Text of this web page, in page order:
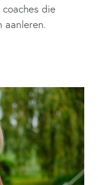
die
aanleren.